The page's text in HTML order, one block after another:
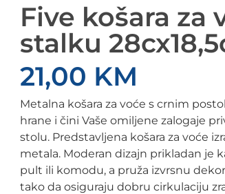
Five košara za
stalku
21,00 KM
Metalna košara za voće s crnim
hrane i čini Vaše omiljene zalogaje
stolu. Predstavljena košara za voće
metala. Moderan dizajn prikladan je
pult ili komodu, a pruža izvrsnu
tako da osiguraju dobru cirkulaciju